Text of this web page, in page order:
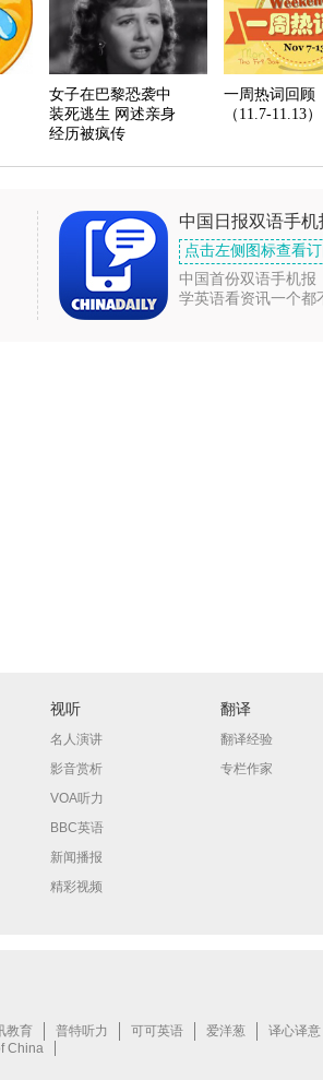
女子在巴黎恐袭中
装死逃生 网述亲身
经历被疯传
一周热词回顾
（11.7-11.13）
中国日报双语手机
点击左侧图标查看
中国首份双语手机报
学英语看资讯一个都
视听
名人演讲
影音赏析
VOA听力
BBC英语
新闻播报
精彩视频
翻译
翻译经验
专栏作家